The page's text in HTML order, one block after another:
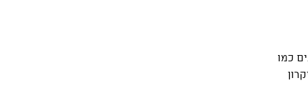
כמו